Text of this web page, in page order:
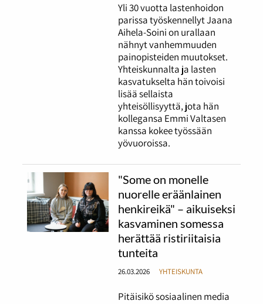
Yli 30 vuotta lastenhoidon
parissa työskennellyt Jaana
Aihela-Soini on urallaan
nähnyt vanhemmuuden
painopisteiden muutokset.
Yhteiskunnalta ja lasten
kasvatukselta hän toivoisi
lisää sellaista
yhteisöllisyyttä, jota hän
kollegansa Emmi Valtasen
kanssa kokee työssään
yövuoroissa.
"Some on monelle
nuorelle eräänlainen
henkireikä" – aikuiseksi
kasvaminen somessa
herättää ristiriitaisia
tunteita
26.03.2026 YHTEISKUNTA
Pitäisikö sosiaalinen media